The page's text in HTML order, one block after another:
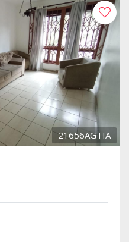
21656AGTIA